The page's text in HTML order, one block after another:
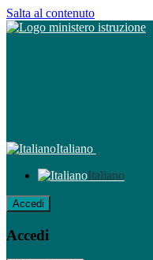
Salta al contenuto
Italiano
Italiano
Accedi
Accedi